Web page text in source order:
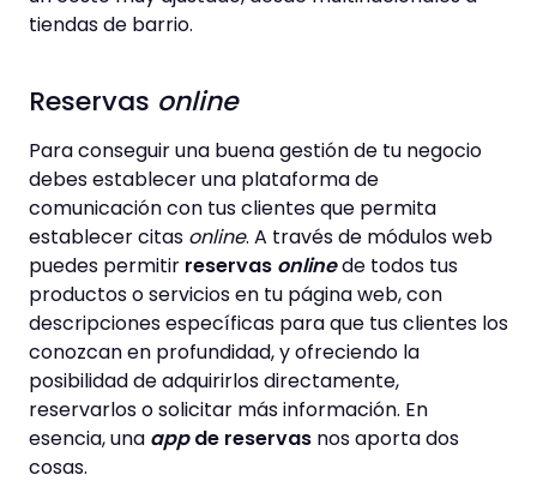
tiendas de barrio.
Reservas online
Para conseguir una buena gestión de tu negocio
debes establecer una plataforma de
comunicación con tus clientes que permita
establecer citas online. A través de módulos web
puedes permitir reservas onlinede todos tus
productos o servicios en tu página web, con
descripciones específicas para que tus clientes los
conozcan en profundidad, y ofreciendo la
posibilidad de adquirirlos directamente,
reservarlos o solicitar más información. En
esencia, una appde reservas nos aporta dos
cosas.